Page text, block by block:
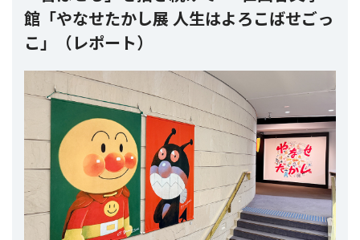
館「やなせたかし展 人生はよろこばせごっ
こ」（レポート）